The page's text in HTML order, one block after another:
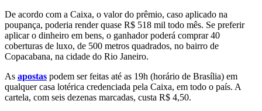
De acordo com a Caixa, o valor do prêmio, caso aplicado na
poupança, poderia render quase R$ 518 mil todo mês. Se preferir
aplicar o dinheiro em bens, o ganhador poderá comprar 40
coberturas de luxo, de 500 metros quadrados, no bairro de
Copacabana, na cidade do Rio Janeiro.
As apostas podem ser feitas até as 19h (horário de Brasília) em
qualquer casa lotérica credenciada pela Caixa, em todo o país. A
cartela, com seis dezenas marcadas, custa R$ 4,50.